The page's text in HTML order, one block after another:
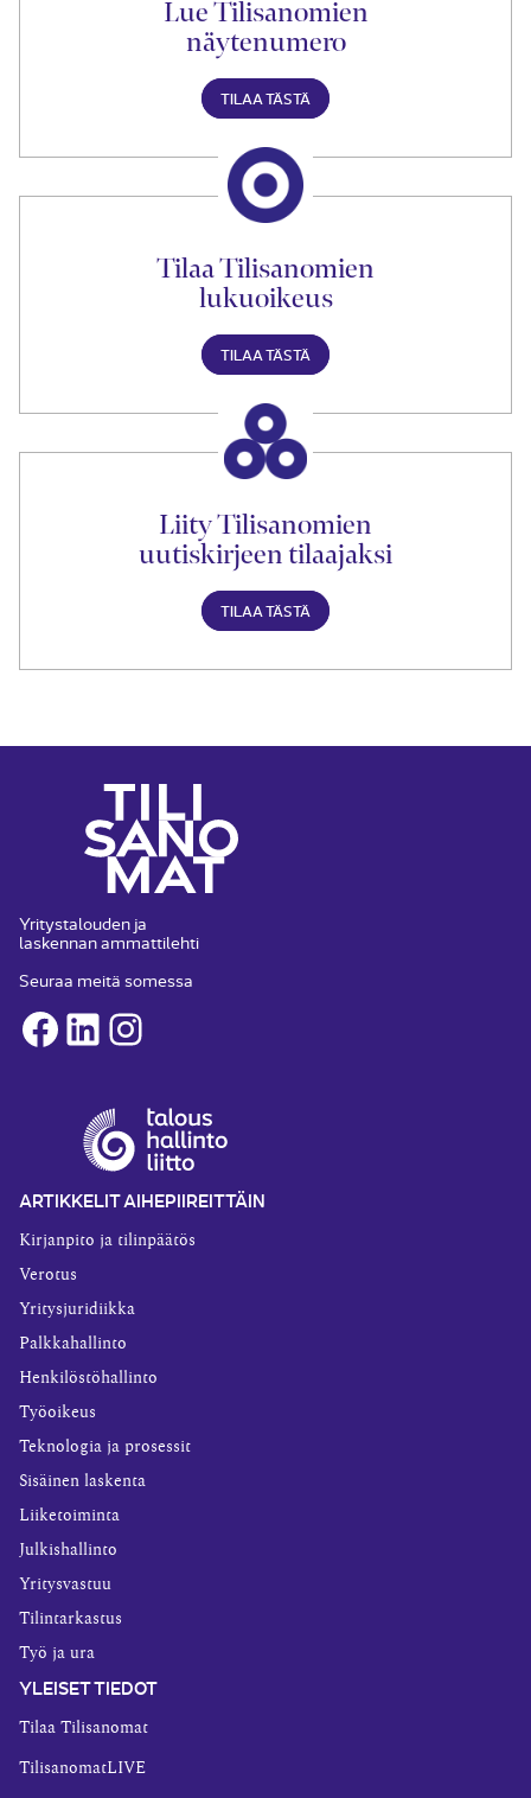
Lue Tilisanomien
näytenumero
TILAA TÄSTÄ
Tilaa Tilisanomien
lukuoikeus
TILAA TÄSTÄ
Liity Tilisanomien
uutiskirjeen tilaajaksi
TILAA TÄSTÄ
Yritystalouden ja
laskennan ammattilehti
Seuraa meitä somessa
Facebook
LinkedInInstagram
ARTIKKELIT AIHEPIIREITTÄIN
Kirjanpito ja tilinpäätös
Verotus
Yritysjuridiikka
Palkkahallinto
Henkilöstöhallinto
Työoikeus
Teknologia ja prosessit
Sisäinen laskenta
Liiketoiminta
Julkishallinto
Yritysvastuu
Tilintarkastus
Työ ja ura
YLEISET TIEDOT
Tilaa Tilisanomat
TilisanomatLIVE